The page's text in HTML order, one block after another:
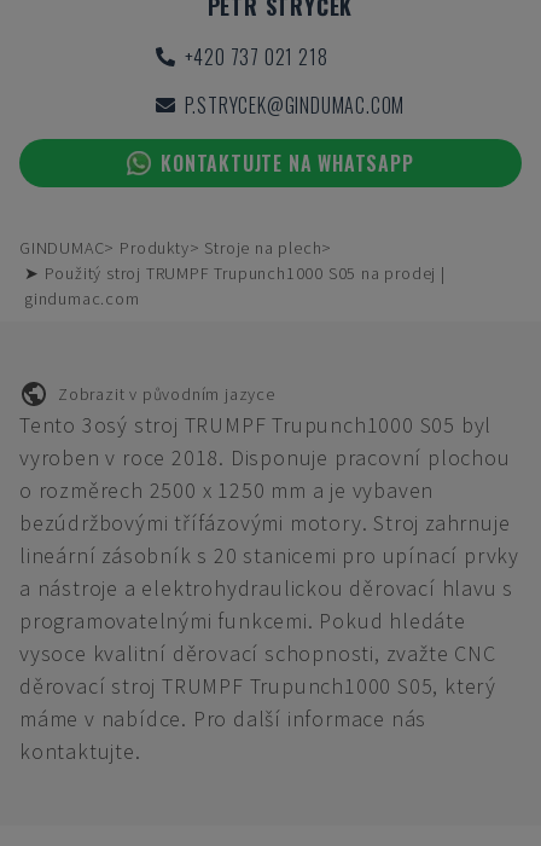
+420 737 021 218
P.STRYCEK@GINDUMAC.COM
KONTAKTUJTE NA WHATSAPP
GINDUMAC Produkty
Stroje na plech
➤ Použitý stroj TRUMPF Trupunch1000 S05 na prodej |
gindumac.com
Zobrazit v původním jazyce
Tento 3osý stroj TRUMPF Trupunch1000 S05 byl
vyroben v roce 2018. Disponuje pracovní plochou
o rozměrech 2500 x 1250 mm a je vybaven
bezúdržbovými třífázovými motory. Stroj zahrnuje
lineární zásobník s 20 stanicemi pro upínací prvky
a nástroje a elektrohydraulickou děrovací hlavu s
programovatelnými funkcemi. Pokud hledáte
vysoce kvalitní děrovací schopnosti, zvažte CNC
děrovací stroj TRUMPF Trupunch1000 S05, který
máme v nabídce. Pro další informace nás
kontaktujte.